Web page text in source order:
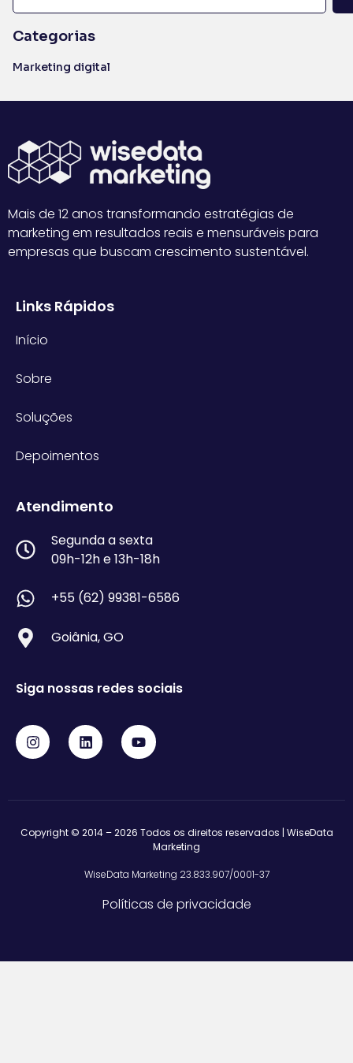
Categorias
Marketing digital
Mais de 12 anos transformando estratégias de
marketing em resultados reais e mensuráveis para
empresas que buscam crescimento sustentável.
Links Rápidos
Início
Sobre
Soluções
Depoimentos
Atendimento
Segunda a sexta
09h-12h e 13h-18h
+55 (62) 99381-6586
Goiânia, GO
Siga nossas redes sociais
Copyright © 2014 – 2026 Todos os direitos reservados | WiseData
Marketing
WiseData Marketing 23.833.907/0001-37
Políticas de privacidade